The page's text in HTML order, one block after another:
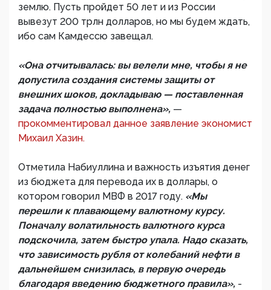
землю. Пусть пройдет 50 лет и из России
вывезут 200 трлн долларов, но мы будем ждать,
ибо сам Камдессю завещал.
«Она отчитывалась: вы велели мне, чтобы я не
допустила создания системы защиты от
внешних шоков, докладываю — поставленная
задача полностью выполнена», —
прокомментировал данное заявление экономист
Михаил Хазин.
Отметила Набиуллина и важность изъятия денег
из бюджета для перевода их в доллары, о
котором говорил МВФ в 2017 году. «Мы
перешли к плавающему валютному курсу.
Поначалу волатильность валютного курса
подскочила, затем быстро упала. Надо сказать,
что зависимость рубля от колебаний нефти в
дальнейшем снизилась, в первую очередь
благодаря введению бюджетного правила», -